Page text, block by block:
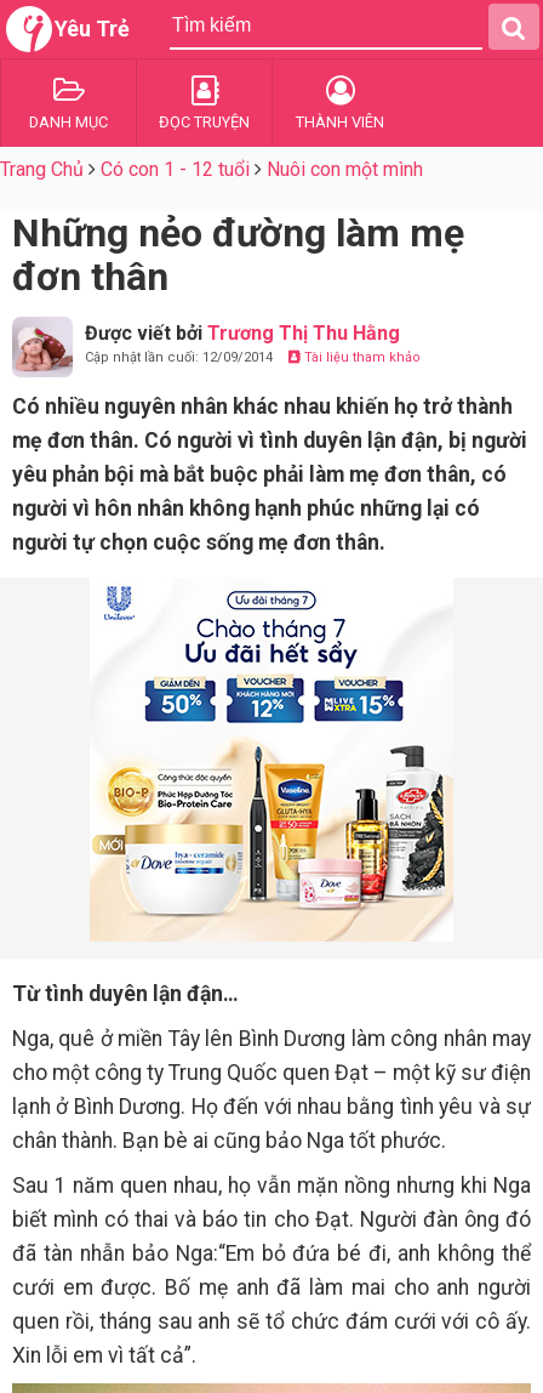
Yêu Trẻ
DANH MỤC ĐỌC TRUYỆN THÀNH VIÊN
Trang Chủ Có con 1 - 12 tuổi Nuôi con một mình
Những nẻo đường làm mẹ
đơn thân
Được viết bởi Trương Thị Thu Hằng
Cập nhật lần cuối: 12/09/2014 Tài liệu tham khảo
Có nhiều nguyên nhân khác nhau khiến họ trở thành
mẹ đơn thân. Có người vì tình duyên lận đận, bị người
yêu phản bội mà bắt buộc phải làm mẹ đơn thân, có
người vì hôn nhân không hạnh phúc những lại có
người tự chọn cuộc sống mẹ đơn thân.
Từ tình duyên lận đận…
Nga, quê ở miền Tây lên Bình Dương làm công nhân may
cho một công ty Trung Quốc quen Đạt – một kỹ sư điện
lạnh ở Bình Dương. Họ đến với nhau bằng tình yêu và sự
chân thành. Bạn bè ai cũng bảo Nga tốt phước.
Sau 1 năm quen nhau, họ vẫn mặn nồng nhưng khi Nga
biết mình có thai và báo tin cho Đạt. Người đàn ông đó
đã tàn nhẫn bảo Nga:“Em bỏ đứa bé đi, anh không thể
cưới em được. Bố mẹ anh đã làm mai cho anh người
quen rồi, tháng sau anh sẽ tổ chức đám cưới với cô ấy.
Xin lỗi em vì tất cả”.